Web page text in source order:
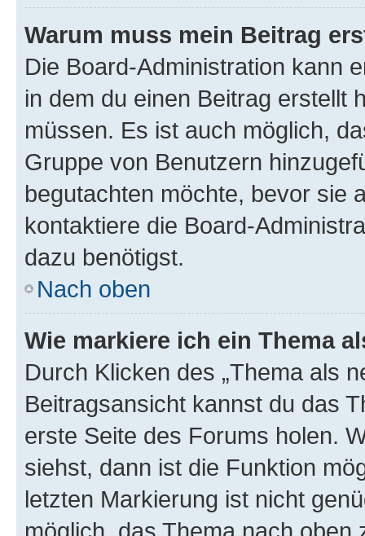
Warum muss mein Beitrag
Die Board-Administration kann
in dem du einen Beitrag erstellt
müssen. Es ist auch möglich,
Gruppe von Benutzern
begutachten möchte, bevor sie
kontaktiere die Board-
dazu benötigst.
Nach oben
Wie markiere ich ein Thema
Durch Klicken des „Thema als
Beitragsansicht kannst du das
erste Seite des Forums holen.
siehst, dann ist die Funktion
letzten Markierung ist nicht
möglich, das Thema nach oben